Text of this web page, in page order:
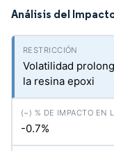
Análisis del
Volatilidad
la resina epoxi
-0.7%